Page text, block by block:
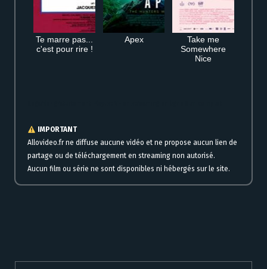
Te marre pas...
c'est pour rire !
Apex
Take me
Somewhere
Nice
IMPORTANT
Allovideo.fr ne diffuse aucune vidéo et ne propose aucun lien de
partage ou de téléchargement en streaming non autorisé.
Aucun film ou série ne sont disponibles ni hébergés sur le site.